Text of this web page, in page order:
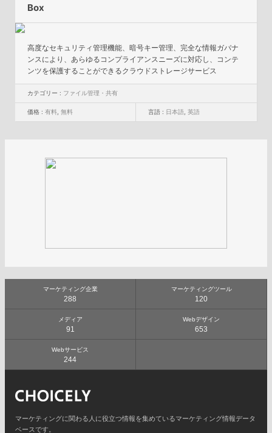
Box
高度なセキュリティ管理機能、暗号キー管理、完全な情報ガバナ
ンスにより、あらゆるコンプライアンスニーズに対応し、コンテ
ンツを保護することができるクラウドストレージサービス
カテゴリー : ファイル管理・共有
価格 :有料 ,無料 言語 : 日本語 英語
マーケティング企業
288
マーケティングツール
120
メディア
91
Webデザイン
653
Webサービス
244
マーケティングに関わる人に役立つ情報を集めているマーケティング情報データ
ベースです。